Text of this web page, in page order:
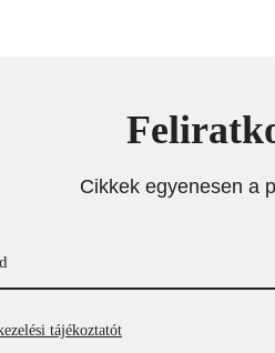
Cikkek egyenesen a
tájékoztatót